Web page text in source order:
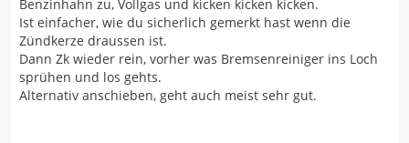
Benzinhahn zu, Vollgas und kicken kicken kicken.
Ist einfacher, wie du sicherlich gemerkt hast wenn die
Zündkerze draussen ist.
Dann Zk wieder rein, vorher was Bremsenreiniger ins Loch
sprühen und los gehts.
Alternativ anschieben, geht auch meist sehr gut.